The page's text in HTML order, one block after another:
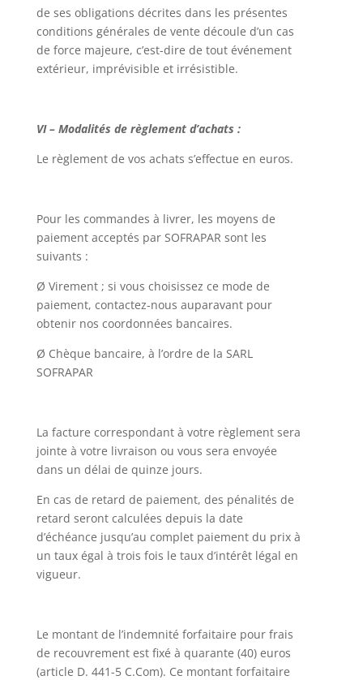
de ses obligations décrites dans les présentes
conditions générales de vente découle d’un cas
de force majeure, c’est-dire de tout événement
extérieur, imprévisible et irrésistible.
VI – Modalités de règlement d’achats :
Le règlement de vos achats s’effectue en euros.
Pour les commandes à livrer, les moyens de
paiement acceptés par SOFRAPAR sont les
suivants :
Ø Virement ; si vous choisissez ce mode de
paiement, contactez-nous auparavant pour
obtenir nos coordonnées bancaires.
Ø Chèque bancaire, à l’ordre de la SARL
SOFRAPAR
La facture correspondant à votre règlement sera
jointe à votre livraison ou vous sera envoyée
dans un délai de quinze jours.
En cas de retard de paiement, des pénalités de
retard seront calculées depuis la date
d’échéance jusqu’au complet paiement du prix à
un taux égal à trois fois le taux d’intérêt légal en
vigueur.
Le montant de l’indemnité forfaitaire pour frais
de recouvrement est fixé à quarante (40) euros
(article D. 441-5 C.Com). Ce montant forfaitaire